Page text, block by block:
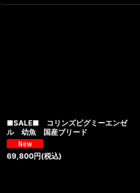
■SALE■ コリンズピグミーエンゼ
ル 幼魚 国産ブリード
69,800円(税込)